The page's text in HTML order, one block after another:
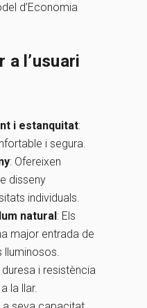
d’Economia
a l’usuari
i estanquitat:
i segura.
: Ofereixen
disseny
individuals.
natural : Els
major entrada de
lluminosos.
duresa i resistència
la llar.